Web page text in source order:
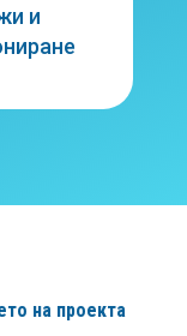
и
на проекта